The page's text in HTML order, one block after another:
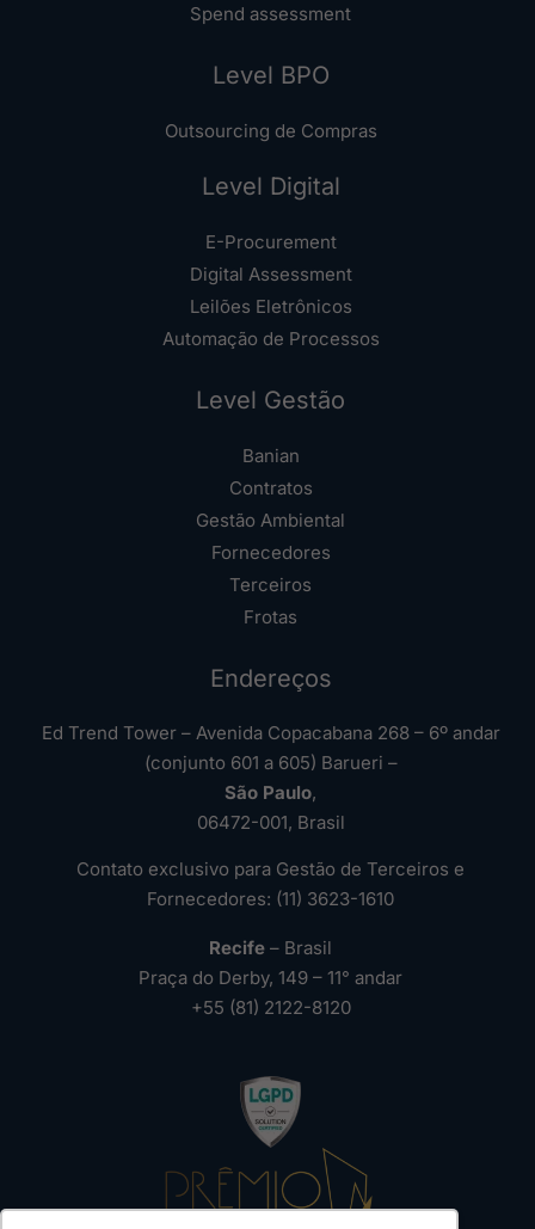
Spend assessment
Level BPO
Outsourcing de Compras
Level Digital
E-Procurement
Digital Assessment
Leilões Eletrônicos
Automação de Processos
Level Gestão
Banian
Contratos
Gestão Ambiental
Fornecedores
Terceiros
Frotas
Endereços
Ed Trend Tower – Avenida Copacabana 268 – 6º andar
(conjunto 601 a 605) Barueri –
São Paulo,
06472-001, Brasil
Contato exclusivo para Gestão de Terceiros e
Fornecedores: (11) 3623-1610
Recife – Brasil
Praça do Derby, 149 – 11° andar
+55 (81) 2122-8120